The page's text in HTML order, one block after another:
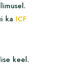
ka ICF
keel.